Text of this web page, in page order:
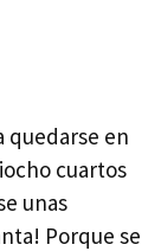
quedarse en
cuartos
unas
Porque se